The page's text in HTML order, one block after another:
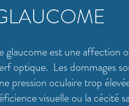
glaucome est une affection
optique. Les dommages
pression oculaire trop
visuelle ou la cécité